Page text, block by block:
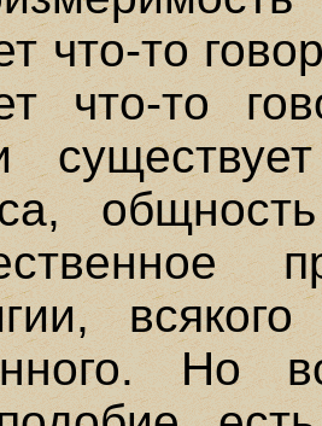
что-то
что-то
Но